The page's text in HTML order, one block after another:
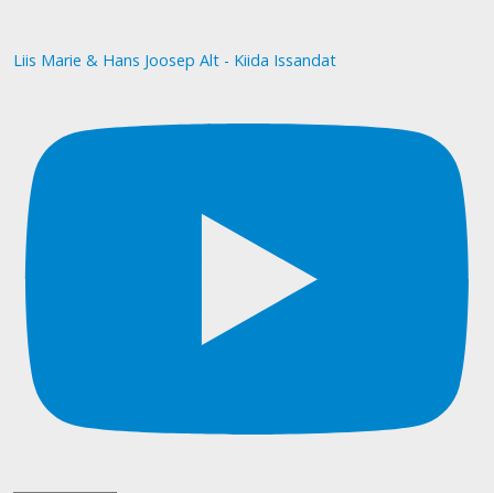
Liis Marie & Hans Joosep Alt - Kiida Issandat